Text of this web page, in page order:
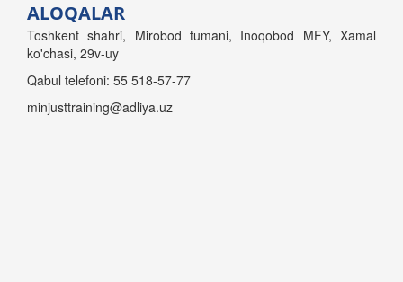
ALOQALAR
Toshkent shahri, Mirobod tumani, Inoqobod MFY, Xamal
ko'chasi, 29v-uy
Qabul telefoni: 55 518-57-77
minjusttraining@adliya.uz